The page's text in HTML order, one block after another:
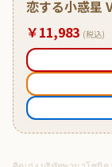
恋する小惑星
￥11,983 (税込)